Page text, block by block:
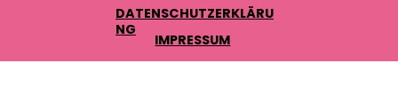
DATENSCHUTZERKLÄRU
NG
IMPRESSUM